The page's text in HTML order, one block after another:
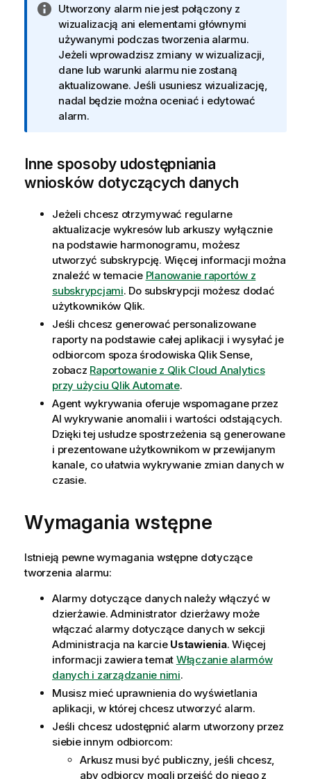
I
n
f
o
r
m
a
c
Utworzony alarm nie jest połączony z
wizualizacją ani elementami głównymi
używanymi podczas tworzenia alarmu.
Jeżeli wprowadzisz zmiany w wizualizacji,
dane lub warunki alarmu nie zostaną
aktualizowane. Jeśli usuniesz wizualizację,
nadal będzie można oceniać i edytować
alarm.
Inne sposoby udostępniania
wniosków dotyczących danych
Jeżeli chcesz otrzymywać regularne
aktualizacje wykresów lub arkuszy wyłącznie
na podstawie harmonogramu, możesz
utworzyć subskrypcję. Więcej informacji można
znaleźć w temacie Planowanie raportów z
subskrypcjami. Do subskrypcji możesz dodać
użytkowników Qlik.
Jeśli chcesz generować personalizowane
raporty na podstawie całej aplikacji i wysyłać je
odbiorcom spoza środowiska Qlik Sense,
zobacz Raportowanie z Qlik Cloud Analytics
przy użyciu Qlik Automate.
Agent wykrywania oferuje wspomagane przez
AI wykrywanie anomalii i wartości odstających.
Dzięki tej usłudze spostrzeżenia są generowane
i prezentowane użytkownikom w przewijanym
kanale, co ułatwia wykrywanie zmian danych w
czasie.
Wymagania wstępne
Istnieją pewne wymagania wstępne dotyczące
tworzenia alarmu:
Alarmy dotyczące danych należy włączyć w
dzierżawie. Administrator dzierżawy może
włączać alarmy dotyczące danych w sekcji
Administracja na karcie Ustawienia. Więcej
informacji zawiera temat Włączanie alarmów
danych i zarządzanie nimi.
Musisz mieć uprawnienia do wyświetlania
aplikacji, w której chcesz utworzyć alarm.
Jeśli chcesz udostępnić alarm utworzony przez
siebie innym odbiorcom:
Arkusz musi być publiczny, jeśli chcesz,
aby odbiorcy mogli przejść do niego z